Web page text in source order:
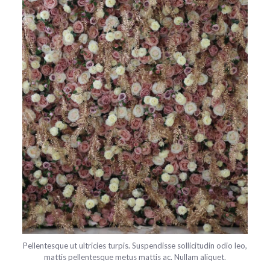
Pellentesque ut ultricies turpis. Suspendisse sollicitudin odio leo,
mattis pellentesque metus mattis ac. Nullam aliquet.